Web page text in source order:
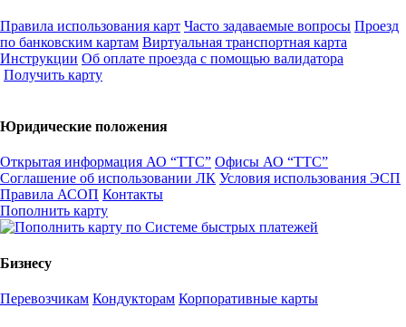
Правила использования карт Часто задаваемые вопросы Проезд
по банковским картам Виртуальная транспортная карта
Инструкции Об оплате проезда с помощью валидатора
Получить карту
Юридические положения
Открытая информация АО “ТТС” Офисы АО “ТТС”
Соглашение об использовании ЛК Условия использования ЭСП
Правила АСОП Контакты
Пополнить карту
Бизнесу
Перевозчикам Кондукторам Корпоративные карты